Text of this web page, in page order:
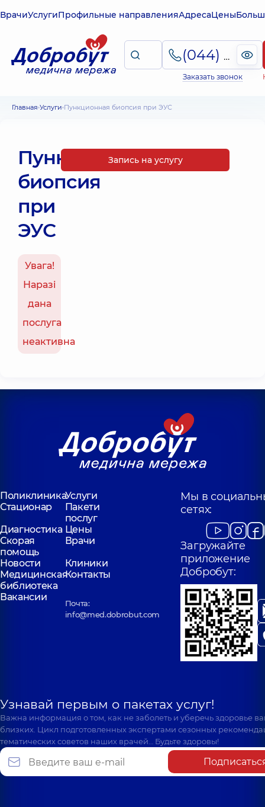
ВрачиУслугиПрофильные направленияАдресаЦены
(044) 495-2-888
Заказать звонок
Главная Услуги Пункционная биопсия при ЭУС
Пункционная
биопсия
при
ЭУС
Увага!
Наразі
дана
послуга
неактивна
Запись на услугу
ПоликлиникаУслуги
Стационар
Пакети
послуг
Диагностика Цены
Скорая
помощь
Врачи
Новости
Клиники
Медицинская
библиотека
Контакты
Вакансии
Почта:
info@med.dobrobut.com
Мы в
сетях:
Загружайте
приложение
Добробут:
Узнавай первым о пакетах услуг!
Важна информация о том, как не заболеть и уберечь здоровье
близких. Цикл подготовленных экспертами сезонных
тематических советов наших врачей… Будьте здоровы!